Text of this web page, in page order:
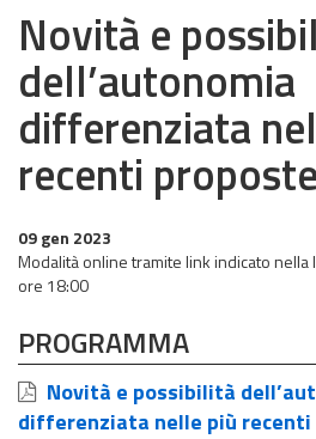
Novità e
dell’autonomia
differenziata
recenti
09 gen 2023
Modalità online tramite link indicato nella
​​​​​​​ore 18:00
PROGRAMMA
Novità e possibilità
differenziata nelle più